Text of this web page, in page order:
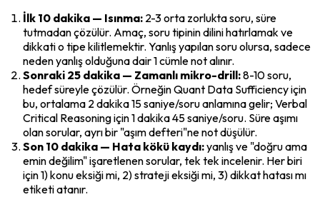
İlk 10 dakika — Isınma: 2-3 orta zorlukta soru, süre
tutmadan çözülür. Amaç, soru tipinin dilini hatırlamak ve
dikkati o tipe kilitlemektir. Yanlış yapılan soru olursa, sadece
neden yanlış olduğuna dair 1 cümle not alınır.
Sonraki 25 dakika — Zamanlı mikro-drill: 8-10 soru,
hedef süreyle çözülür. Örneğin Quant Data Sufficiency için
bu, ortalama 2 dakika 15 saniye/soru anlamına gelir; Verbal
Critical Reasoning için 1 dakika 45 saniye/soru. Süre aşımı
olan sorular, ayrı bir "aşım defteri"ne not düşülür.
Son 10 dakika — Hata kökü kaydı: yanlış ve "doğru ama
emin değilim" işaretlenen sorular, tek tek incelenir. Her biri
için 1) konu eksiği mi, 2) strateji eksiği mi, 3) dikkat hatası mı
etiketi atanır.